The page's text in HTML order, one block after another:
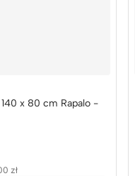
x 80 cm Rapalo -
zł